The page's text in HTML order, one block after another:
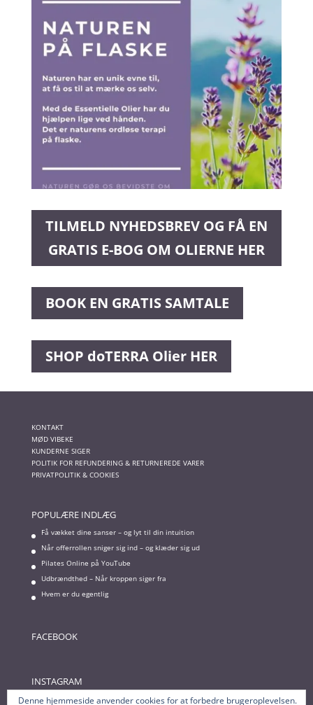
TILMELD NYHEDSBREV OG FÅ EN
GRATIS E-BOG OM OLIERNE HER
BOOK EN GRATIS SAMTALE
SHOP doTERRA Olier HER
KONTAKT
MØD VIBEKE
KUNDERNE SIGER
POLITIK FOR REFUNDERING & RETURNEREDE VARER
PRIVATPOLITIK & COOKIES
POPULÆRE INDLÆG
Få vækket dine sanser – og lyt til din intuition
Når offerrollen sniger sig ind – og klæder sig ud
Pilates Online på YouTube
Udbrændthed – Når kroppen siger fra
Hvem er du egentlig
FACEBOOK
INSTAGRAM
Denne hjemmeside anvender cookies for at forbedre brugeroplevelsen.